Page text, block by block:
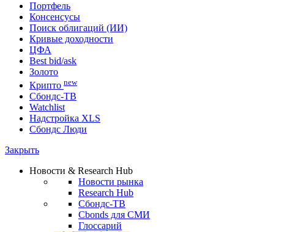
Портфель
Консенсусы
Поиск облигаций (ИИ)
Кривые доходности
ЦФА
Best bid/ask
Золото
Крипто new
Сбондс-ТВ
Watchlist
Надстройка XLS
Сбондс Люди
Закрыть
Новости & Research Hub
Новости рынка
Research Hub
Сбондс-ТВ
Cbonds для СМИ
Глоссарий